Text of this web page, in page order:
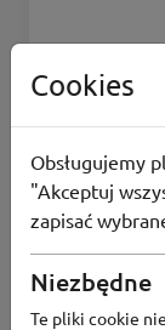
Cookies
Obsługujemy
"Akceptuj
zapisać
Niezbędne
Te pliki cookie